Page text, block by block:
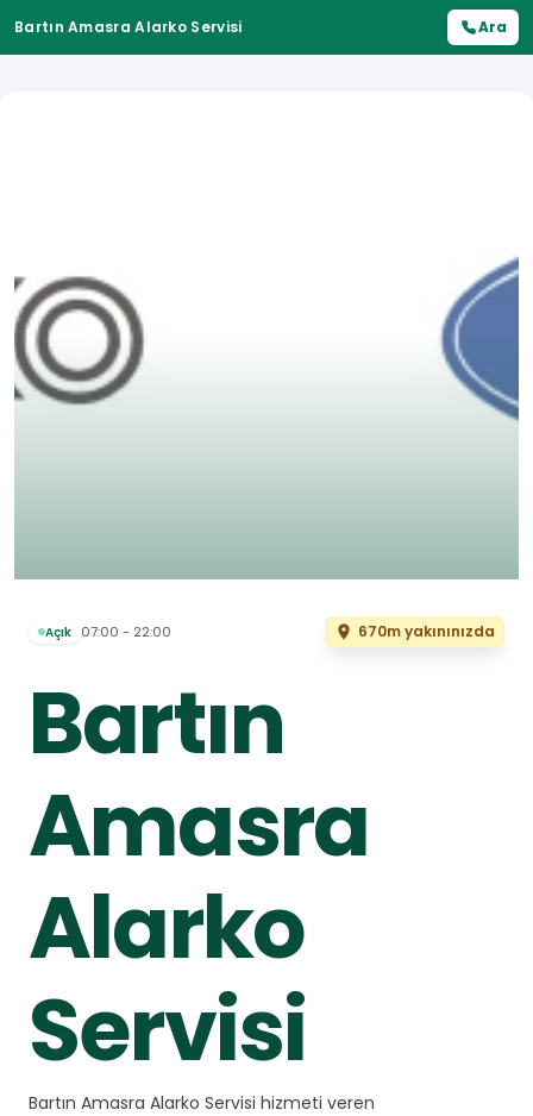
Bartın Amasra Alarko Servisi Ara
Açık 07:00 - 22:00 670m yakınınızda
Bartın
Amasra
Alarko
Servisi
Bartın Amasra Alarko Servisi hizmeti veren